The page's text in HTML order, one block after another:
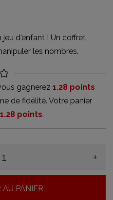
d'enfant ! Un coffret
les nombres.
gagnerez 1.28 points
de fidélité. Votre panier
1.28 points.
+
PANIER